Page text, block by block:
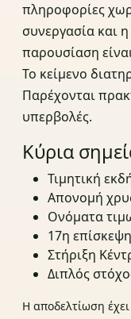
πληροφορίες
συνεργασία και
παρουσίαση
Το κείμενο
Παρέχονται
υπερβολές.
Κύρια
Τιμητική
Απονομή
Ονόματα
17η
Στήριξη
Διπλός
Η αποδελτίωση